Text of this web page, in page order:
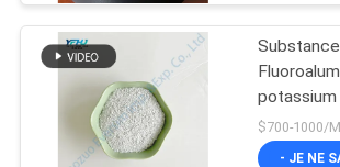
potassium
$700-1000/
- JE NE